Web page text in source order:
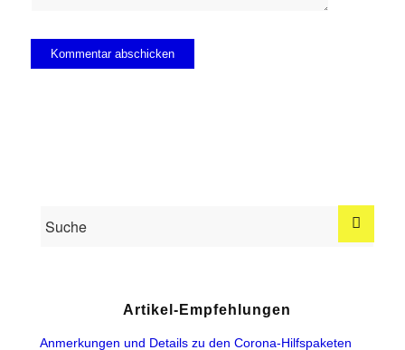
Artikel-Empfehlungen
Anmerkungen und Details zu den Corona-Hilfspaketen